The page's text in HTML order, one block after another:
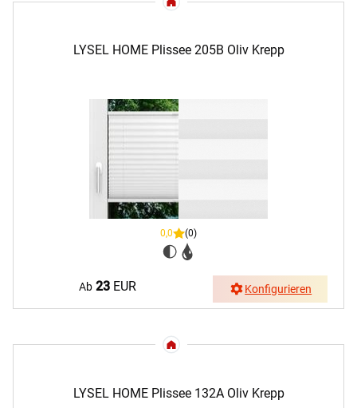
LYSEL HOME Plissee 205B Oliv Krepp
0,0 (0)
Ab 23 EUR Konfigurieren
LYSEL HOME Plissee 132A Oliv Krepp